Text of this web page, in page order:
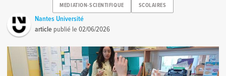
MEDIATION-SCIENTIFIQUE SCOLAIRES
Nantes Université
article publié le02/06/2026